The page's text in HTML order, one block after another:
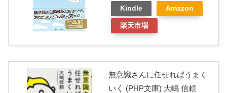
Kindle Amazon
楽天市場
無意識さんに任せればうまく
いく (PHP文庫) 大嶋 信頼